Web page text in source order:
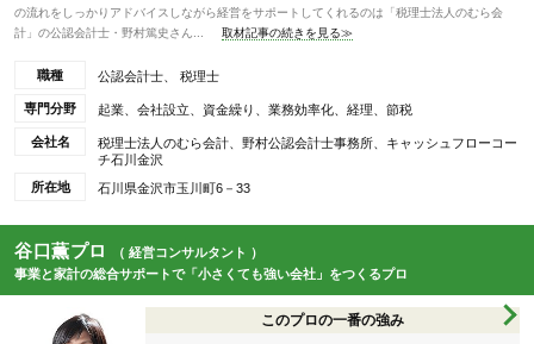
の流れをしっかりアドバイスしながら経営をサポートしてくれるのは「税理士法人のむら会
計」の公認会計士・野村篤史さん...
取材記事の続きを見る≫
職種 公認会計士、 税理士
専門分野 起業、会社設立、資金繰り、業務効率化、経理、節税
会社名
税理士法人のむら会計、野村公認会計士事務所、キャッシュフローコー
チ石川金沢
所在地
石川県金沢市玉川町6－33
谷口薫プロ
（ 経営コンサルタント ）
事業と家計の総合サポートで「小さくても強い会社」をつくるプロ
このプロの一番の強み